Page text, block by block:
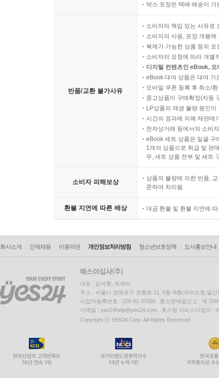
박스 포장은 택배 배송이
반품/교환 불가사유
소비자의 책임 있는 사유로
소비자의 사용, 포장 개봉
복제가 가능한 상품 등의
소비자의 요청에 따라 개별
디지털 컨텐츠인 eBook,
eBook 대여 상품은 대여 기
모바일 쿠폰 등록 후 취소/
중고상품이 구매확정(자동
LP상품의 재생 불량 원인
시간의 경과에 의해 재판매
전자상거래 등에서의 소비
eBook 세트 상품은 일괄 구
1개의 상품으로 취급 및 판
우, 세트 상품 전부 및 세트
소비자 피해보상
상품의 불량에 의한 반품,
준하여 처리됨
환불 지연에 따른 배상 대금 환불 및 환불 지연에
회사소개 인재채용 이용약관 개인정보처리방침 청소년보호정책 도서홍보안내
대표 : 김석환, 최세라
주소 : 서울시 영등포구 은행로 11, 5층~6층(여의도동,일신
사업자등록번호 : 229-81-37000 통신판매업신고 : 제
이메일 : yes24help@yes24.com 호스팅 서비스사업자 :
Copyright ⓒ YES24 Corp. All Rights Reserved.